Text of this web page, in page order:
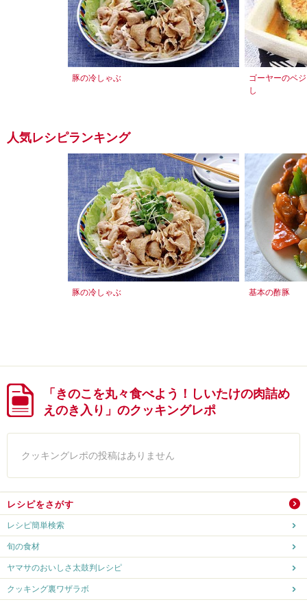
豚の冷しゃぶ
ゴーヤーのベ
し
人気レシピランキング
豚の冷しゃぶ 基本の酢豚
「きのこを丸々食べよう！しいたけの肉詰め
えのき入り」のクッキングレポ
クッキングレポの投稿はありません
レシピをさがす
レシピ簡単検索
旬の食材
ヤマサのおいしさ太鼓判レシピ
クッキング裏ワザラボ